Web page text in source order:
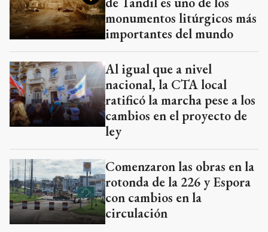
monumentos litúrgicos más
importantes del mundo
Al igual que a nivel
nacional, la CTA local
ratificó la marcha pese a los
cambios en el proyecto de
ley
Comenzaron las obras en la
rotonda de la 226 y Espora
con cambios en la
circulación